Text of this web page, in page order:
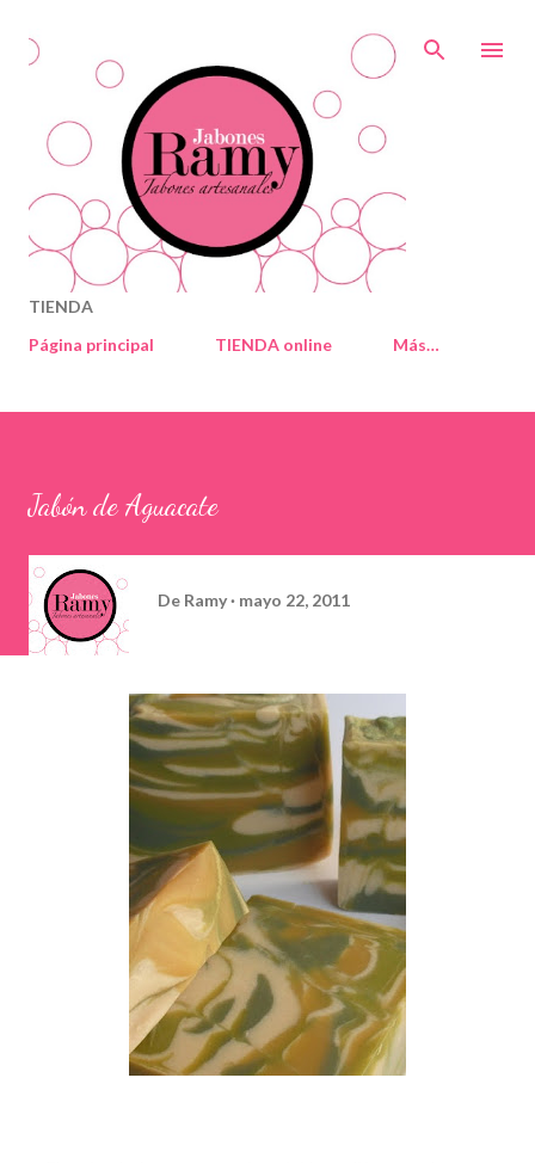
TIENDA
Página principal
TIENDA online Más…
Jabón de Aguacate
De Ramy mayo 22, 2011